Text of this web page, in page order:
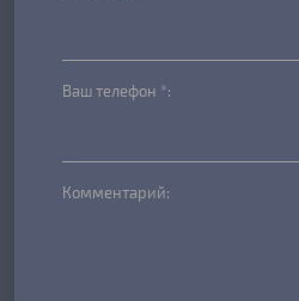
Ваш телефон *:
Комментарий: